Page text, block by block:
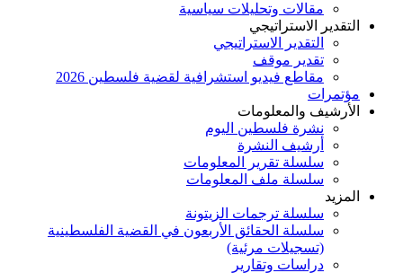
مقالات وتحليلات سياسية
التقدير الاستراتيجي
التقدير الاستراتيجي
تقدير موقف
مقاطع فيديو استشرافية لقضية فلسطين 2026
مؤتمرات
الأرشيف والمعلومات
نشرة فلسطين اليوم
أرشيف النشرة
سلسلة تقرير المعلومات
سلسلة ملف المعلومات
المزيد
سلسلة ترجمات الزيتونة
سلسلة الحقائق الأربعون في القضية الفلسطينية
(تسجيلات مرئية)
دراسات وتقارير